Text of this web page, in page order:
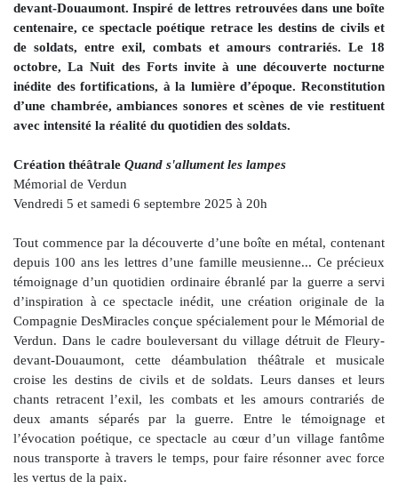
devant-Douaumont. Inspiré de lettres retrouvées dans une boîte
centenaire, ce spectacle poétique retrace les destins de civils et
de soldats, entre exil, combats et amours contrariés. Le 18
octobre, La Nuit des Forts invite à une découverte nocturne
inédite des fortifications, à la lumière d’époque. Reconstitution
d’une chambrée, ambiances sonores et scènes de vie restituent
avec intensité la réalité du quotidien des soldats.
Création théâtrale Quand s'allument les lampes
Mémorial de Verdun
Vendredi 5 et samedi 6 septembre 2025 à 20h
Tout commence par la découverte d’une boîte en métal, contenant
depuis 100 ans les lettres d’une famille meusienne... Ce précieux
témoignage d’un quotidien ordinaire ébranlé par la guerre a servi
d’inspiration à ce spectacle inédit, une création originale de la
Compagnie DesMiracles conçue spécialement pour le Mémorial de
Verdun. Dans le cadre bouleversant du village détruit de Fleury-
devant-Douaumont, cette déambulation théâtrale et musicale
croise les destins de civils et de soldats. Leurs danses et leurs
chants retracent l’exil, les combats et les amours contrariés de
deux amants séparés par la guerre. Entre le témoignage et
l’évocation poétique, ce spectacle au cœur d’un village fantôme
nous transporte à travers le temps, pour faire résonner avec force
les vertus de la paix.